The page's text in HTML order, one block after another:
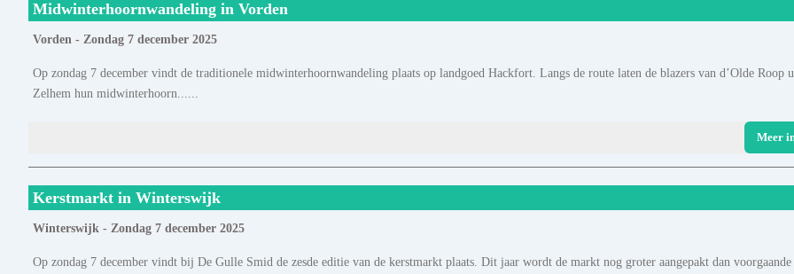
Midwinterhoornwandeling in Vorden
Vorden - Zondag 7 december 2025
Op zondag 7 december vindt de traditionele midwinterhoornwandeling plaats op landgoed Hackfort. Langs de route laten de blazers van d’Olde Roop
Zelhem hun midwinterhoorn......
Meer
Kerstmarkt in Winterswijk
Winterswijk - Zondag 7 december 2025
Op zondag 7 december vindt bij De Gulle Smid de zesde editie van de kerstmarkt plaats. Dit jaar wordt de markt nog groter aangepakt dan voorgaande